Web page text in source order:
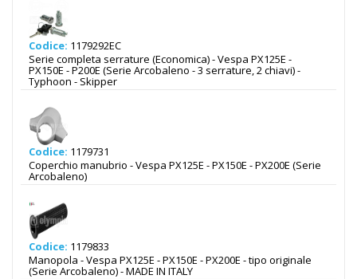
Codice: 1179292EC
Serie completa serrature (Economica) - Vespa PX125E -
PX150E - P200E (Serie Arcobaleno - 3 serrature, 2 chiavi) -
Typhoon - Skipper
Codice: 1179731
Coperchio manubrio - Vespa PX125E - PX150E - PX200E (Serie
Arcobaleno)
Codice: 1179833
Manopola - Vespa PX125E - PX150E - PX200E - tipo originale
(Serie Arcobaleno) - MADE IN ITALY